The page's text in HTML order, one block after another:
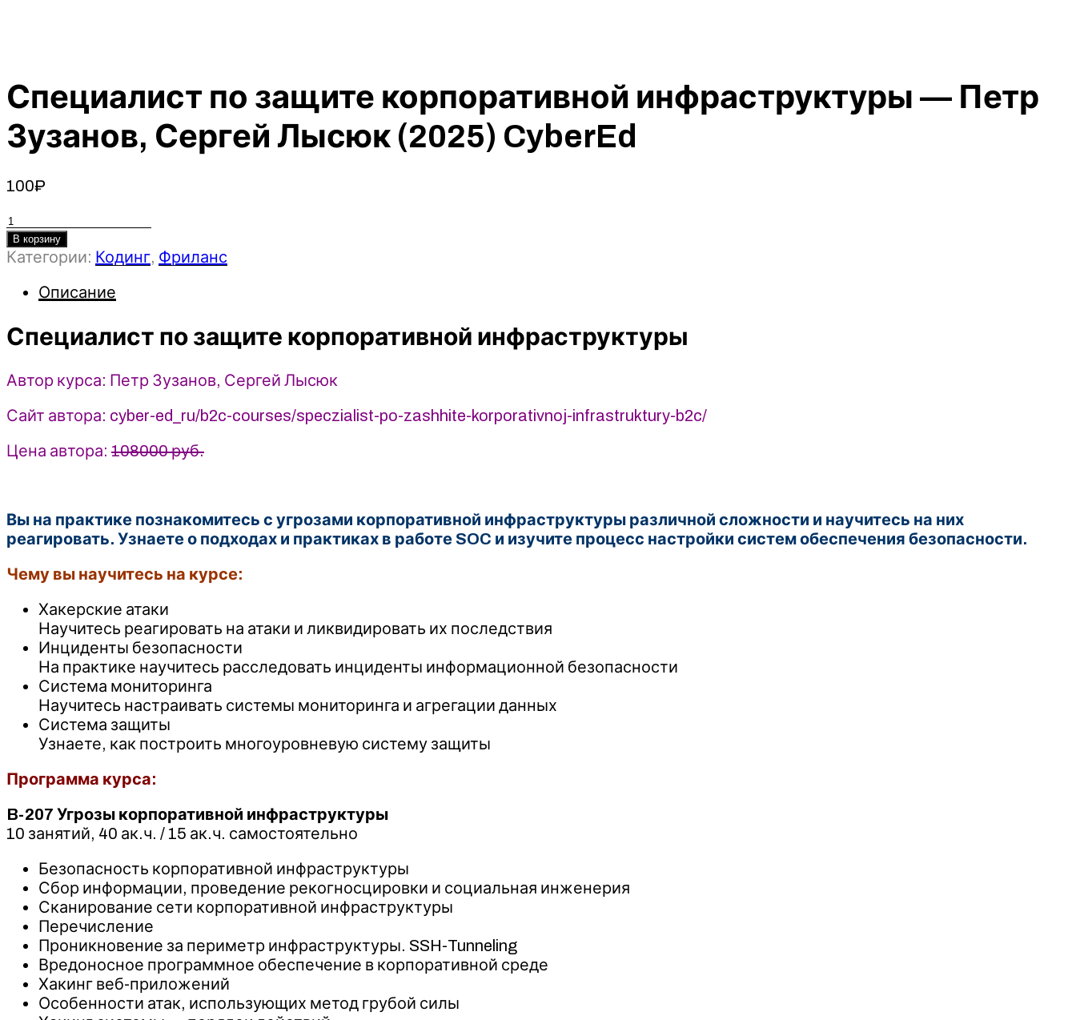
Специалист по защите корпоративной инфраструктуры — Петр
Зузанов, Сергей Лысюк (2025) CyberEd
100₽
Количество
товара
Специалист
защите
инфраструктуры
Петр
Зузанов,
Сергей
(2025)
CyberEd
В корзину
Категории: Кодинг, Фриланс
Описание
Специалист по защите корпоративной инфраструктуры
Автор курса: Петр Зузанов, Сергей Лысюк
Сайт автора: cyber-ed_ru/b2c-courses/speczialist-po-zashhite-korporativnoj-infrastruktury-b2c/
Цена автора: 108000 руб.
Вы на практике познакомитесь с угрозами корпоративной инфраструктуры различной сложности и научитесь на них
реагировать. Узнаете о подходах и практиках в работе SOC и изучите процесс настройки систем обеспечения безопасности.
Чему вы научитесь на курсе:
Хакерские атаки
Научитесь реагировать на атаки и ликвидировать их последствия
Инциденты безопасности
На практике научитесь расследовать инциденты информационной безопасности
Система мониторинга
Научитесь настраивать системы мониторинга и агрегации данных
Система защиты
Узнаете, как построить многоуровневую систему защиты
Программа курса:
B-207 Угрозы корпоративной инфраструктуры
10 занятий, 40 ак.ч. / 15 ак.ч. самостоятельно
Безопасность корпоративной инфраструктуры
Сбор информации, проведение рекогносцировки и социальная инженерия
Сканирование сети корпоративной инфраструктуры
Перечисление
Проникновение за периметр инфраструктуры. SSH-Tunneling
Вредоносное программное обеспечение в корпоративной среде
Хакинг веб-приложений
Особенности атак, использующих метод грубой силы